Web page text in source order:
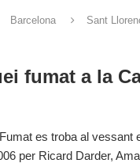
Barcelona Sant
fumat a la
es troba al
per Ricard Darder,